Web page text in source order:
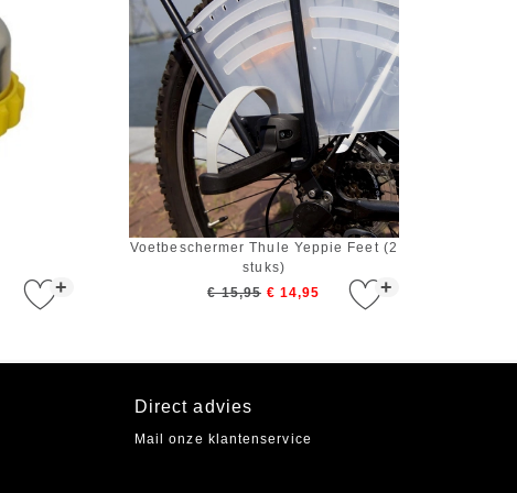
+ +
Voetbeschermer Thule Yeppie Feet (2
stuks)
€ 15,95 € 14,95
Direct advies
Mail onze klantenservice